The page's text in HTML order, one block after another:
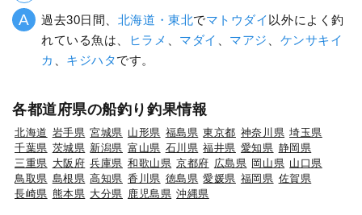
過去30日間、 北海道・東北でマトウダイ 以外によく釣
れている魚は、
ヒラメ マダイ マアジ
ケンサキイ
カ
キジハタです。
各都道府県の船釣り釣果情報
北海道 岩手県 宮城県 山形県 福島県 東京都 神奈川県 埼玉県
千葉県 茨城県 新潟県 富山県 石川県 福井県 愛知県 静岡県
三重県 大阪府 兵庫県 和歌山県 京都府 広島県 岡山県 山口県
鳥取県 島根県 高知県 香川県 徳島県 愛媛県 福岡県 佐賀県
長崎県 熊本県 大分県 鹿児島県 沖縄県